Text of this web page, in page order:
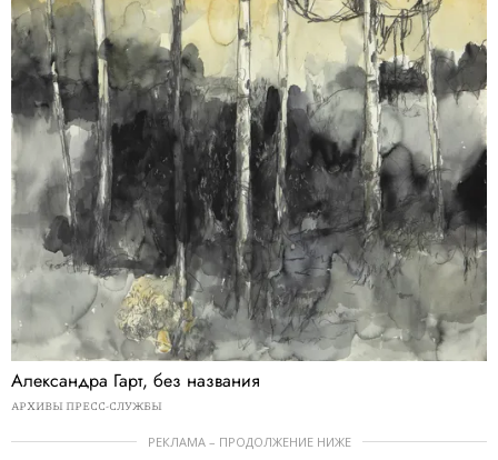
Александра Гарт, без названия
АРХИВЫ ПРЕСС-СЛУЖБЫ
РЕКЛАМА – ПРОДОЛЖЕНИЕ НИЖЕ